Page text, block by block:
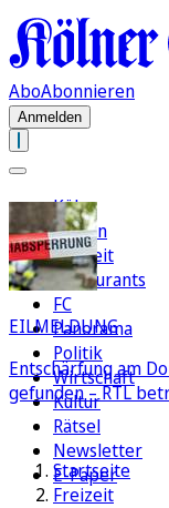
AboAbonnieren
Anmelden
Köln
Region
Freizeit
Restaurants
FC
Panorama
Politik
Wirtschaft
Kultur
Rätsel
Newsletter
E-Paper
EILMELDUNG
Entschärfung am
gefunden – RTL
Startseite
Freizeit